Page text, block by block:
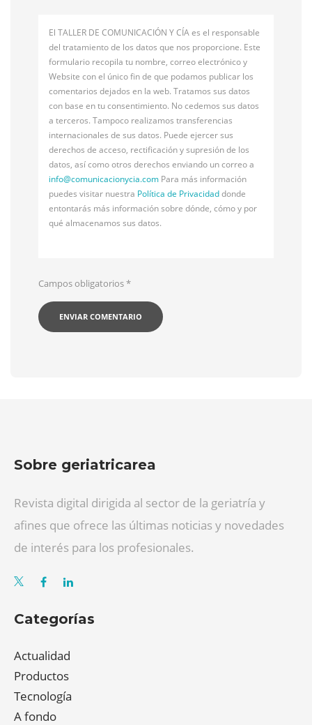
El TALLER DE COMUNICACIÓN Y CÍA es el responsable
del tratamiento de los datos que nos proporcione. Este
formulario recopila tu nombre, correo electrónico y
Website con el único fin de que podamos publicar los
comentarios dejados en la web. Tratamos sus datos
con base en tu consentimiento. No cedemos sus datos
a terceros. Tampoco realizamos transferencias
internacionales de sus datos. Puede ejercer sus
derechos de acceso, rectificación y supresión de los
datos, así como otros derechos enviando un correo a
info@comunicacionycia.com Para más información
puedes visitar nuestra Política de Privacidaddonde
entontarás más información sobre dónde, cómo y por
qué almacenamos sus datos.
Campos obligatorios*
Sobre geriatricarea
Revista digital dirigida al sector de la geriatría y
afines que ofrece las últimas noticias y novedades
de interés para los profesionales.
Categorías
Actualidad
Productos
Tecnología
A fondo